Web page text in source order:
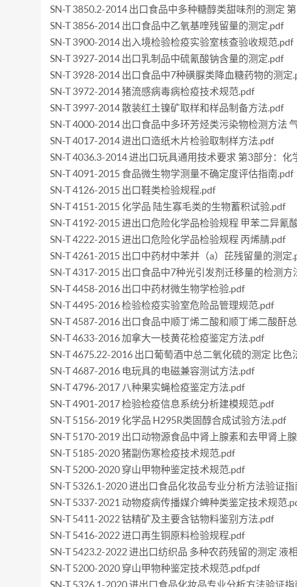
SN-T 3850.2-2014 出口食品中多种糖醇类甜味剂的测定
SN-T 3856-2014 出口食品中乙氧基喹残留量的测定.pdf
SN-T 3900-2014 出入境检验检疫实验室核查验收规范.pdf
SN-T 3927-2014 出口乳制品中硫氰酸钠含量的测定.pdf
SN-T 3928-2014 出口食品中7种磺脲类降血糖药物的测定
SN-T 3972-2014 猪流感病毒病检疫技术规范.pdf
SN-T 3997-2014 散装红土镍矿取样和样品制备方法.pdf
SN-T 4000-2014 出口食品中多环芳烃类污染物检测方法
SN-T 4017-2014 进出口造纸木片检验取制样方法.pdf
SN-T 4036.3-2014 进出口玩具通用技术要求 第3部分：化
SN-T 4091-2015 食品微生物学测量不确定度评估指南.pdf
SN-T 4126-2015 出口鞋类检验规程.pdf
SN-T 4151-2015 化学品 陆生寡毛类的生物蓄积试验.pdf
SN-T 4192-2015 进出口危险化学品检验规程 甲苯二异氰
SN-T 4222-2015 进出口危险化学品检验规程 丙烯腈.pdf
SN-T 4261-2015 出口中药材中苯并（a）芘残留量的测定
SN-T 4317-2015 出口食品中7种光引发剂迁移量的检测方
SN-T 4458-2016 出口中药材微生物学检验.pdf
SN-T 4495-2016 检验检疫实验室危险品管理规范.pdf
SN-T 4587-2016 出口食品中顺丁烯二酸和顺丁烯二酸酐
SN-T 4633-2016 加拿大一枝黄花检疫鉴定方法.pdf
SN-T 4675.22-2016 出口葡萄酒中总二氧化硫的测定 比色
SN-T 4687-2016 电玩具的电磁兼容测试方法.pdf
SN-T 4796-2017 八种果实蝇检疫鉴定方法.pdf
SN-T 4901-2017 检验检疫信息系统分析建模规范.pdf
SN-T 5156-2019 化学品 H295R类固醇合成试验方法.pdf
SN-T 5170-2019 出口动物源食品中肾上腺素和去甲肾上
SN-T 5185-2020 猪副伤寒检疫技术规范.pdf
SN-T 5200-2020 穿山甲物种鉴定技术规范.pdf
SN-T 5326.1-2020 进出口食品化妆品专业分析方法验证
SN-T 5337-2021 动物疫病传播媒介蜱种类鉴定技术规范
SN-T 5411-2022 钴精矿及主要含钴物料鉴别方法.pdf
SN-T 5416-2022 进口再生铜原料检验规程.pdf
SN-T 5423.2-2022 进出口纺织品 多种农药残留的测定 液
SN-T 5200-2020 穿山甲物种鉴定技术规范.pdf.pdf
SN-T 5326.1-2020 进出口食品化妆品专业分析方法验证